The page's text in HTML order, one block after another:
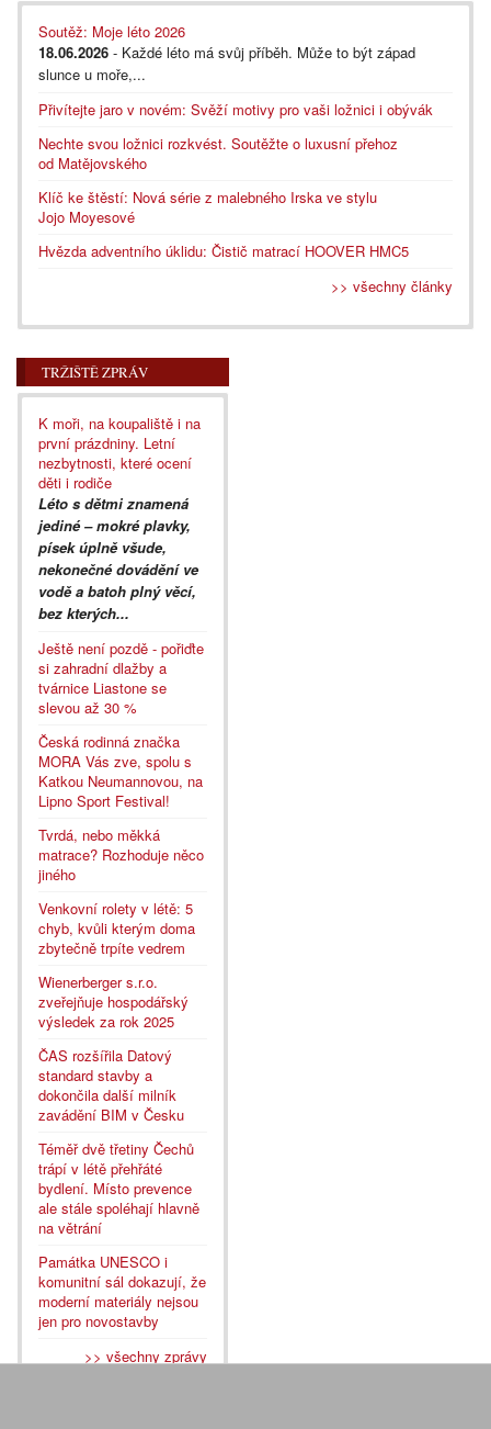
Soutěž: Moje léto 2026
18.06.2026 - Každé léto má svůj příběh. Může to být západ
slunce u moře,...
Přivítejte jaro v novém: Svěží motivy pro vaši ložnici i obývák
Nechte svou ložnici rozkvést. Soutěžte o luxusní přehoz
od Matějovského
Klíč ke štěstí: Nová série z malebného Irska ve stylu
Jojo Moyesové
Hvězda adventního úklidu: Čistič matrací HOOVER HMC5
>> všechny články
TRŽIŠTĚ ZPRÁV
K moři, na koupaliště i na
první prázdniny. Letní
nezbytnosti, které ocení
děti i rodiče
Léto s dětmi znamená
jediné – mokré plavky,
písek úplně všude,
nekonečné dovádění ve
vodě a batoh plný věcí,
bez kterých...
Ještě není pozdě - pořiďte
si zahradní dlažby a
tvárnice Liastone se
slevou až 30 %
Česká rodinná značka
MORA Vás zve, spolu s
Katkou Neumannovou, na
Lipno Sport Festival!
Tvrdá, nebo měkká
matrace? Rozhoduje něco
jiného
Venkovní rolety v létě: 5
chyb, kvůli kterým doma
zbytečně trpíte vedrem
Wienerberger s.r.o.
zveřejňuje hospodářský
výsledek za rok 2025
ČAS rozšířila Datový
standard stavby a
dokončila další milník
zavádění BIM v Česku
Téměř dvě třetiny Čechů
trápí v létě přehřáté
bydlení. Místo prevence
ale stále spoléhají hlavně
na větrání
Památka UNESCO i
komunitní sál dokazují, že
moderní materiály nejsou
jen pro novostavby
>> všechny zprávy